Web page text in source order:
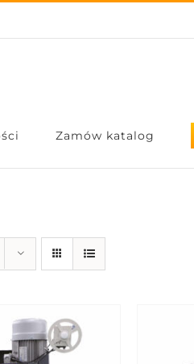
Zamów katalog